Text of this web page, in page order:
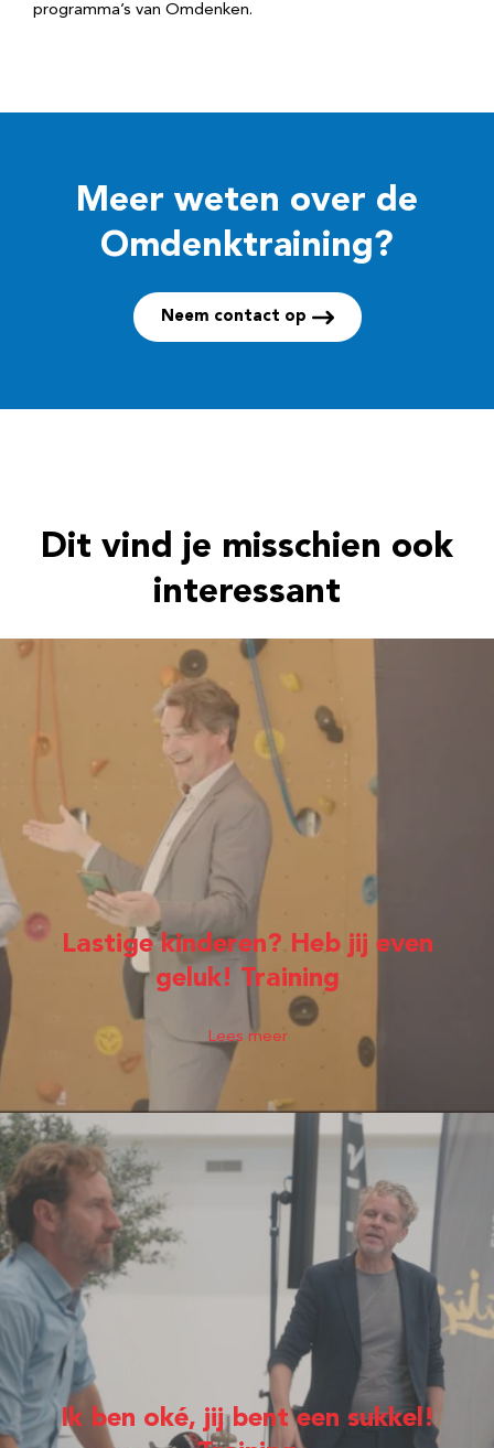
programma’s van Omdenken.
Meer weten over de
Omdenktraining?
Neem contact op
Dit vind je misschien ook
interessant
Lastige kinderen? Heb jij even
geluk! Training
Lees meer
Ik ben oké, jij bent een sukkel!